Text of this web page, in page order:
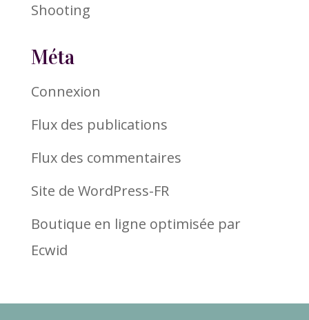
Shooting
Méta
Connexion
Flux des publications
Flux des commentaires
Site de WordPress-FR
Boutique en ligne optimisée par
Ecwid